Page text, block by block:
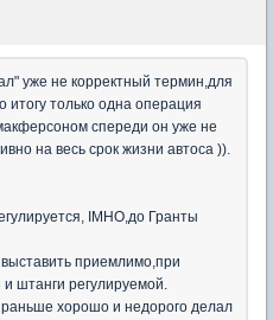
уже не корректный термин,для
только одна операция
спереди он уже не
на весь срок жизни автоса )).
IMHO,до Гранты
приемлимо,при
штанги регулируемой.
хорошо и недорого делал